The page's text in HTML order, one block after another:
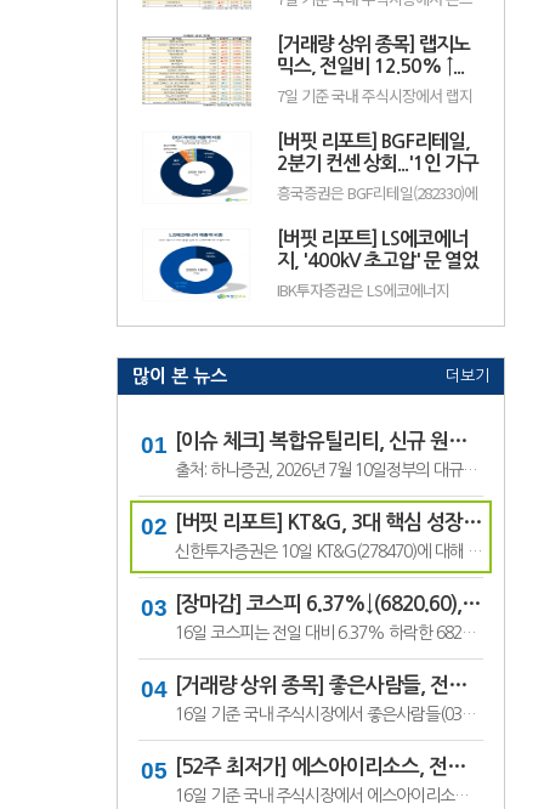
했고, 외국인과 기관은 각각 2943
억원, 1049억원 순매도했다.임정
은 KB증권 연구원은 KB리서치 장
마감.
(29.84%) 오른 6200원에 거래 중
이다.본느는 화장품 ODM·브랜드
사업을 영위하는 기업으로, 색조·
기초 화장품 등 뷰티 제품을 중심
으로 사업을 전개하고 있다. K뷰티
따라 주가 변동성이 나타날 수 있
다.이어 BGF리테일(282330, 15만
3100원, ▲1만9600, 1...
[거래량 상위 종목] 랩지노
믹스, 전일비 12.50% ↑...
현재가 882원
7일 기준 국내 주식시장에서 랩지
(12.50%) 오른 882원에 거래 중이
다.랩지노믹스는 분자진단 및 유전
체 분석 서비스를 제공하는 기업으
로, 진단키트와 임상 유전체 검사
등을 주요 사업으로 영위하고 있
수급 변화에 따라 주가 변동성이
나타날 수 있다.이어 폴라리스
AI(039980, 6...
[버핏 리포트] BGF리테일,
2분기 컨센 상회...'1인 가구
증가' '방한 외국인 소비 확
대' 구조적 수혜 전망 - 흥국
흥국증권은 BGF리테일(282330)에
대해 1~2인 가구 증가와 방한 외국
인 소비 확대에 따른 구조적 수혜
가 이어질 것으로 전망하며 투자의
견 ‘매수’를 유지했다. 목표주가는
기존 18만원에서 19만원으로 상향
했다. BGF리테일의 전일 종가는
연구원은 “1~2인 가구 증가에 따
[버핏 리포트] LS에코에너
지, '400kV 초고압' 문 열었
다...2027년 본격 수혜 기대
IBK투자증권은 LS에코에너지
덕트를 중심으로 안정적인 실적 성
초고압 케이블이 새로운 성장동력
으로 자리 잡을 전망이라며 투자의
견 '매수'를 유지하고 목표주가 7
너지의 전일 종가는 4만5550원이
다.김태현 IBK투자증권 연구원은
"올해 2분기 .
많이 본 뉴스 더보기
[이슈 체크] 복합유틸리티, 신규 원전 최대 4기 가능성…한국전력 장기 성장 기대
출처: 하나증권, 2026년 7월 10일정부의 대규모 산업 투자로 전력 수요가 늘어날 것으로 예상되면서 제12차 전력수급기본계획에 신규 원전과 액화천연가스(LNG) 발전 설비 확대가 포함될 가능성이 있다는 분석이 나왔다.올해 발표가 예상됐던 제12차 전력수급기본계획 최종안은 정부의 3대 메가프로젝트 관련 내용을 반영하면서 발표 시점이 늦.
[버핏 리포트] KT&G, 3대 핵심 성장 산업·신성장동력 통해 견조한 주가 기대 – 신한
신한투자증권은 10일 KT&G(278470)에 대해 3대 핵심 성장 산업(전자담배, 글로벌, 건기식)과 니코틴 파우치 등 신성장동력이 견조한 주가를 만들 것이라며, 투자의견 ‘매수’와 목표주가 22만원을 유지했다. KT&G의 전일 종가는 17만6400원이다.조상훈 신한투자증권 애널리스트는 “2분기 매출액 1조6630억원(+7.4%, 이하 전년동기대비), 영업...
[장마감] 코스피 6.37%↓(6820.60), 코스닥 4.53%↓(791.84)
16일 코스피는 전일 대비 6.37% 하락한 6820.60포인트로 마감했다. 이날 개인은 3조6606억원을 순매수했고 외국인과 기관은 각각 1조3920억원, 2조3682억원을 순매도했다.코스닥은 전일 대비 4.53% 내린 791.84포인트로 거래를 마쳤다. 개인은 4467억원을 순매수한 반면 외국인과 기관은 각각 3065억원, 1563억원을 순매도했다.임정은 KB증권 연구원은 KB리서...
[거래량 상위 종목] 좋은사람들, 전일비 29.90% ↑... 현재가 530원
16일 기준 국내 주식시장에서 좋은사람들(033340)이 전일비 ▲122원(29.90%) 오른 530원에 거래 중이다.좋은사람들은 내의류와 언더웨어 등을 제조·판매하는 의류 전문기업이다. 소비 경기와 브랜드 판매 흐름, 수급 변화에 따라 주가 변동성이 나타날 수 있다.이어 씨피시스템(413630, 3360원, ▲370, 12.37%), 조아제약(034940, 625원, ▲53, 9.27%), 웰크..
[52주 최저가] 에스아이리소스, 전일비 29.78.% ↓... 현재가 125원
16일 기준 국내 주식시장에서 에스아이리소스(065420)가 전일비 ▼53원(-29.78%) 내린 125원에 거래 중이다.에스아이리소스는 자원개발 및 에너지 관련 사업을 영위하는 기업으로, 원자재 가격과 에너지 수급 흐름에 따라 주가 변동성이 나타날 수 있다. 최근 투자심리 위축과 수급 변화가 맞물리며 52주 최저가를 기록한 것으로 보인다.이어 레몬..